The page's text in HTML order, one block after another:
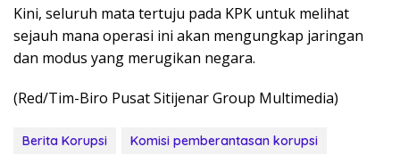
Kini, seluruh mata tertuju pada KPK untuk melihat
sejauh mana operasi ini akan mengungkap jaringan
dan modus yang merugikan negara.
(Red/Tim-Biro Pusat Sitijenar Group Multimedia)
Berita Korupsi Komisi pemberantasan korupsi